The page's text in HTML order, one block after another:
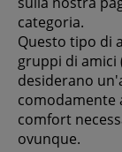
categoria.
Questo tipo di
gruppi di amici
desiderano
comodamente
comfort
ovunque.